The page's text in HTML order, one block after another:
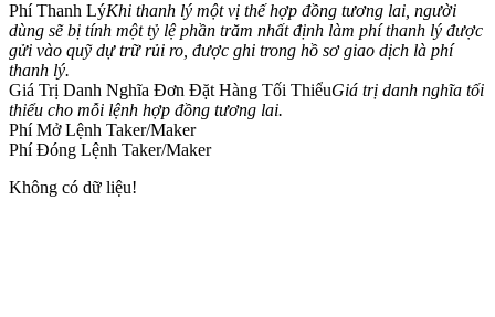
TradFi
Phái sinh cổ phiếu, ngoại hối, kim loại quý và hàng hóa
Phí Thanh LýKhi thanh lý một vị thế hợp đồng tương lai, người
dùng sẽ bị tính một tỷ lệ phần trăm nhất định làm phí thanh lý được
gửi vào quỹ dự trữ rủi ro, được ghi trong hồ sơ giao dịch là phí
thanh lý.
Giá Trị Danh Nghĩa Đơn Đặt Hàng Tối ThiểuGiá trị danh nghĩa tối
thiểu cho mỗi lệnh hợp đồng tương lai.
Phí Mở Lệnh Taker/Maker
Phí Đóng Lệnh Taker/Maker
Không có dữ liệu!